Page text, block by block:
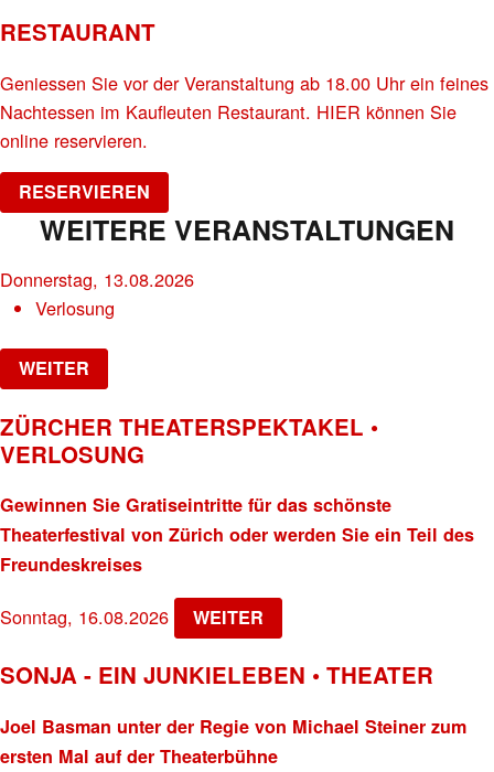
RESTAURANT
Geniessen Sie vor der Veranstaltung ab 18.00 Uhr ein feines
Nachtessen im Kaufleuten Restaurant. HIER können Sie
online reservieren.
RESERVIEREN
WEITERE VERANSTALTUNGEN
Donnerstag, 13.08.2026
Verlosung
WEITER
ZÜRCHER THEATERSPEKTAKEL •
VERLOSUNG
Gewinnen Sie Gratiseintritte für das schönste
Theaterfestival von Zürich oder werden Sie ein Teil des
Freundeskreises
Sonntag, 16.08.2026 WEITER
SONJA - EIN JUNKIELEBEN • THEATER
Joel Basman unter der Regie von Michael Steiner zum
ersten Mal auf der Theaterbühne